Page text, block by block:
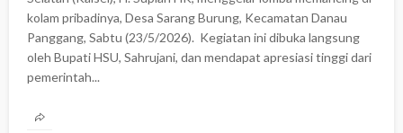
kolam pribadinya, Desa Sarang Burung, Kecamatan Danau
Panggang, Sabtu (23/5/2026). ‎ Kegiatan ini dibuka langsung
oleh Bupati HSU, Sahrujani, dan mendapat apresiasi tinggi dari
pemerintah...